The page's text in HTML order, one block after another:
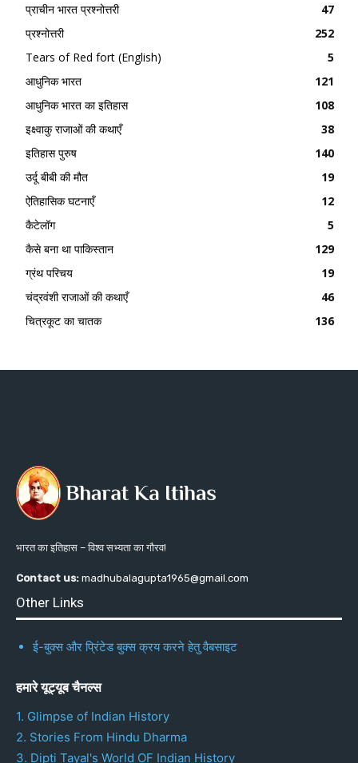
प्राचीन भारत प्रश्नोत्तरी
47
प्रश्नोत्तरी
252
Tears of Red fort (English)
5
आधुनिक भारत
121
आधुनिक भारत का इतिहास
108
इक्ष्वाकु राजाओं की कथाएँ
38
इतिहास पुरुष
140
उर्दू बीबी की मौत
19
ऐतिहासिक घटनाएँ
12
कैटेलॉग
5
कैसे बना था पाकिस्तान
129
ग्रंथ परिचय
19
चंद्रवंशी राजाओं की कथाएँ
46
चित्रकूट का चातक
136
भारत का इतिहास – विश्व सभ्यता का गौरव!
Contact us: madhubalagupta1965@gmail.com
Other Links
ई-बुक्स और प्रिंटेड बुक्स क्रय करने हेतु वैबसाइट
हमारे यूट्यूब चैनल्स
1. Glimpse of Indian History
2. Stories From Hindu Dharma
3. Dipti Tayal's World OF Indian History